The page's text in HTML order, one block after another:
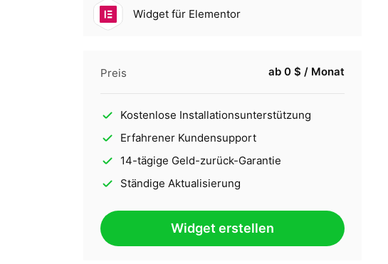
Widget für Elementor
Preis ab 0 $ / Monat
Kostenlose Installationsunterstützung
Erfahrener Kundensupport
14-tägige Geld-zurück-Garantie
Ständige Aktualisierung
Widget erstellen